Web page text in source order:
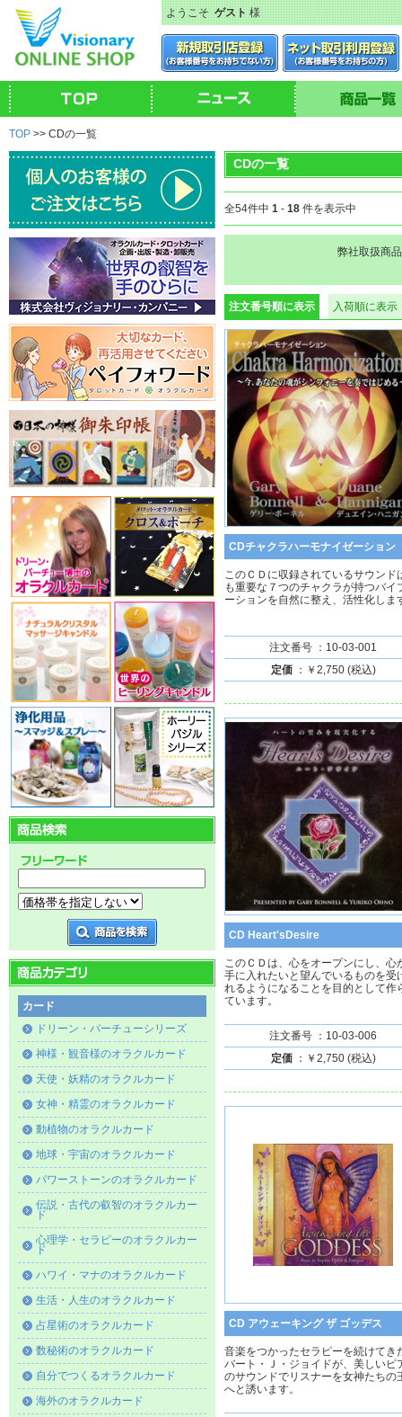
ようこそゲスト様
TOP >> CDの一覧
カード
ドリーン・バーチューシリーズ
神様・観音様のオラクルカード
天使・妖精のオラクルカード
女神・精霊のオラクルカード
動植物のオラクルカード
地球・宇宙のオラクルカード
パワーストーンのオラクルカード
伝説・古代の叡智のオラクルカー
ド
心理学・セラピーのオラクルカー
ド
ハワイ・マナのオラクルカード
生活・人生のオラクルカード
占星術のオラクルカード
数秘術のオラクルカード
自分でつくるオラクルカード
海外のオラクルカード
CDの一覧
全54件中 1 - 18 件を表示中
弊社取扱商
注文番号順に表示 入荷順に表示
CDチャクラハーモナイゼーション
このＣＤに収録されているサウンド
も重要な７つのチャクラが持つバイ
ーションを自然に整え、活性化しま
注文番号 ：10-03-001
定価：￥2,750 (税込)
CD Heart'sDesire
このＣＤは、心をオープンにし、心
手に入れたいと望んでいるものを受
れるようになることを目的として作
ています。
注文番号 ：10-03-006
定価：￥2,750 (税込)
CD アウェーキング ザ ゴッデス
音楽をつかったセラピーを続けてき
バート・Ｊ・ジョイドが、美しいピ
のサウンドでリスナーを女神たちの
へと誘います。